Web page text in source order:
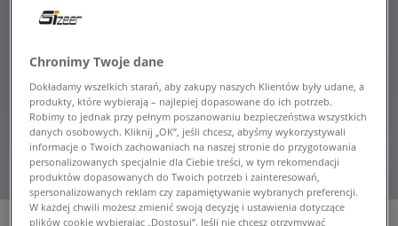
Chronimy Twoje dane
Dokładamy wszelkich starań, aby zakupy naszych Klientów były udane, a
produkty, które wybierają – najlepiej dopasowane do ich potrzeb.
Robimy to jednak przy pełnym poszanowaniu bezpieczeństwa wszystkich
danych osobowych. Kliknij „OK”, jeśli chcesz, abyśmy wykorzystywali
informacje o Twoich zachowaniach na naszej stronie do przygotowania
personalizowanych specjalnie dla Ciebie treści, w tym rekomendacji
produktów dopasowanych do Twoich potrzeb i zainteresowań,
spersonalizowanych reklam czy zapamiętywanie wybranych preferencji.
W każdej chwili możesz zmienić swoją decyzję i ustawienia dotyczące
plików cookie wybierając „Dostosuj”. Jeśli nie chcesz otrzymywać